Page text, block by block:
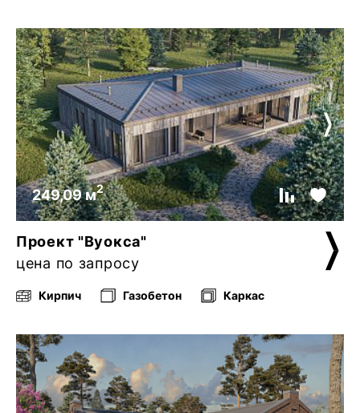
249,09 м2
Проект "Вуокса"
цена по запросу
Кирпич Газобетон Каркас